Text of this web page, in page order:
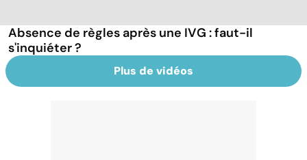
Absence de règles après une IVG : faut-il
s'inquiéter ?
Plus de vidéos